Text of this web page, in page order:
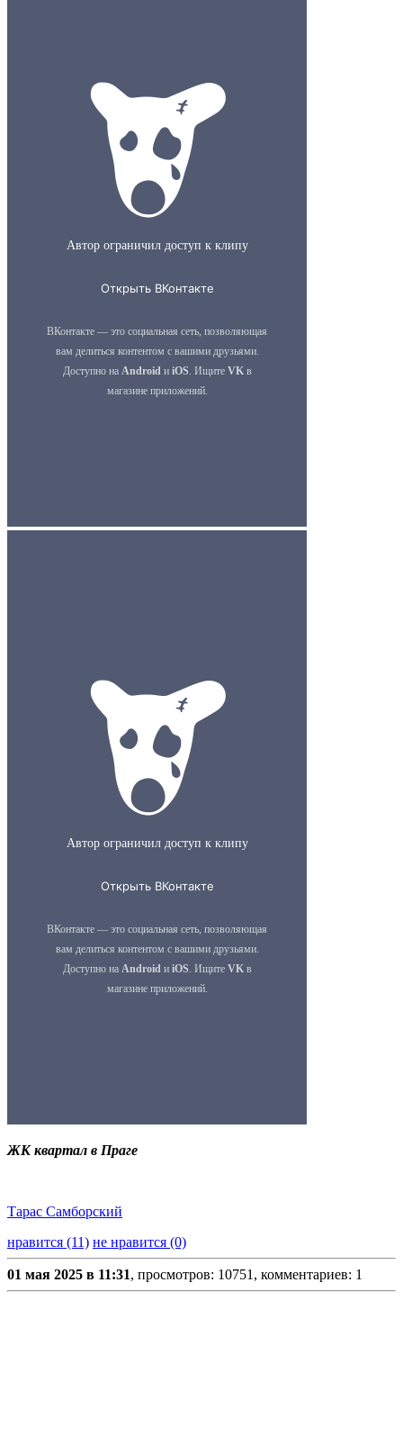
ЖК квартал в Праге
Тарас Самборский
нравится (11) не нравится (0)
01 мая 2025 в 11:31, просмотров: 10751, комментариев: 1